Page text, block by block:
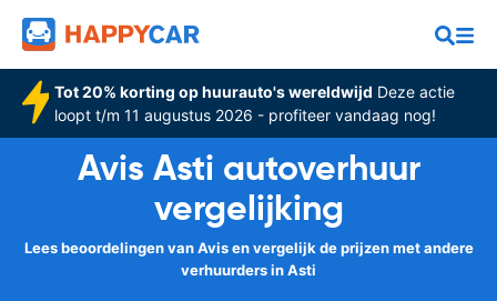
Tot 20% korting op huurauto's wereldwijd Deze actie
loopt t/m 11 augustus 2026 - profiteer vandaag nog!
Avis Asti autoverhuur
vergelijking
Lees beoordelingen van Avis en vergelijk de prijzen met andere
verhuurders in Asti